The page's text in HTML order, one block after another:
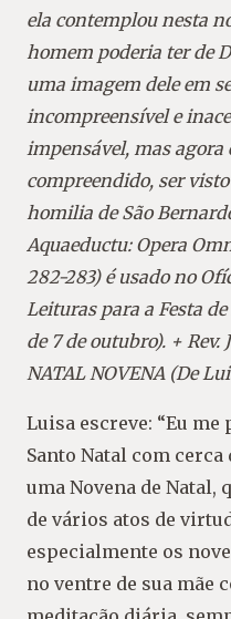
ela contemplou nesta
homem poderia ter de
uma imagem dele em
incompreensível e
impensável, mas agora
compreendido, ser
homilia de São
Aquaeductu: Opera
282-283) é usado no
Leituras para a Festa
de 7 de outubro). +
NATAL NOVENA (De
Luisa escreve: “Eu
Santo Natal com cerca
uma Novena de
de vários atos de
especialmente os
no ventre de sua mãe